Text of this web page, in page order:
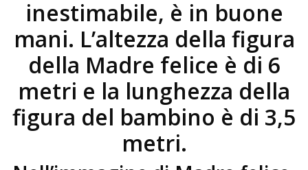
inestimabile, è in buone
mani. L’altezza della figura
della Madre felice è di 6
metri e la lunghezza della
figura del bambino è di 3,5
metri.